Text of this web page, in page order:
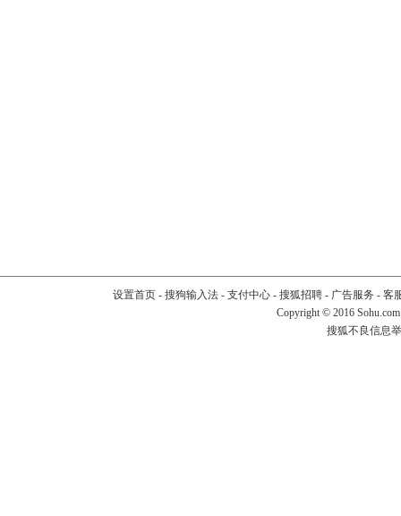
设置首页- 搜狗输入法- 支付中心- 搜狐招聘- 广告服务 - 客
Copyright © 2016
搜狐不良信息